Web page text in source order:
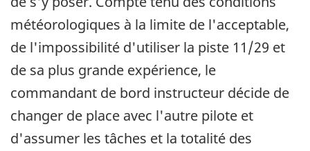
météorologiques à la limite de l'acceptable,
de l'impossibilité d'utiliser la piste 11/29 et
de sa plus grande expérience, le
commandant de bord instructeur décide de
changer de place avec l'autre pilote et
d'assumer les tâches et la totalité des